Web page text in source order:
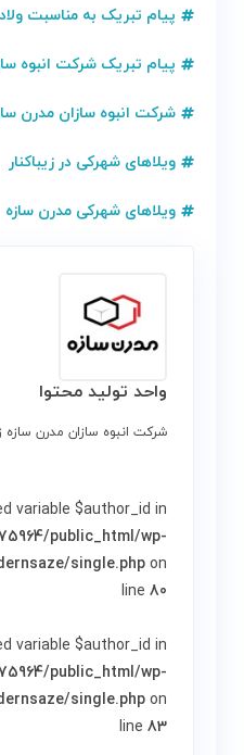
پیام تبریک به مناسبت
پیام تبریک شرکت انبوه
شرکت انبوه سازان مدرن
ویلاهای شهرکی در زیباکنار
ویلاهای شهرکی مدرن سازه
واحد تولید محتوا
شرکت انبوه سازان مدرن سازه
variable $author_id in
public_html/wp-
single.phpon
line80
variable $author_id in
public_html/wp-
single.phpon
line83